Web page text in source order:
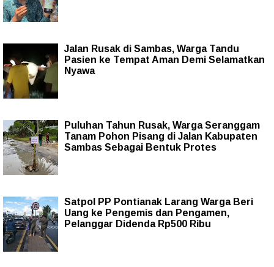
Jalan Rusak di Sambas, Warga Tandu
Pasien ke Tempat Aman Demi Selamatkan
Nyawa
Puluhan Tahun Rusak, Warga Seranggam
Tanam Pohon Pisang di Jalan Kabupaten
Sambas Sebagai Bentuk Protes
Satpol PP Pontianak Larang Warga Beri
Uang ke Pengemis dan Pengamen,
Pelanggar Didenda Rp500 Ribu